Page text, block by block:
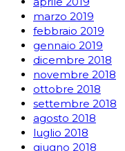
marzo 2019
febbraio 2019
gennaio 2019
dicembre 2018
novembre 2018
ottobre 2018
settembre 2018
agosto 2018
luglio 2018
giugno 2018